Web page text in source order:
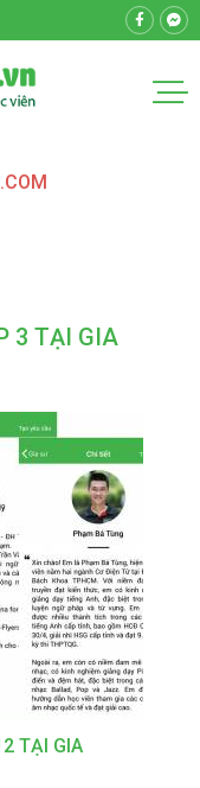
3 TẠI GIA
TẠI GIA